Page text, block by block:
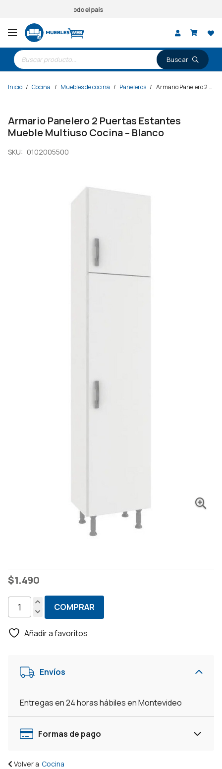
Entregas a todo el país
Búsqueda
de
productos
Inicio / Cocina / Muebles de cocina / Paneleros / Armario Panelero 2 Puertas Estantes Mueble Multiuso Cocina – Blanco
Armario Panelero 2 Puertas Estantes
Mueble Multiuso Cocina – Blanco
SKU: 0102005500
$1.490
Armario
2
Mueble
Blanco
cantidad
COMPRAR
Añadir a favoritos
Envíos
Entregas en 24 horas hábiles en Montevideo
Formas de pago
Volver a Cocina